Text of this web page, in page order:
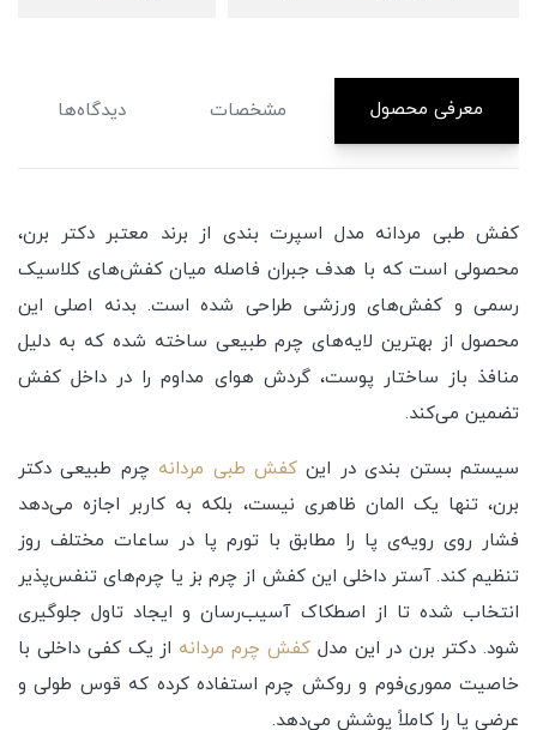
معرفی محصول مشخصات دیدگاه‌ها
کفش طبی مردانه مدل اسپرت بندی از برند معتبر دکتر برن،
محصولی است که با هدف جبران فاصله میان کفش‌های کلاسیک
رسمی و کفش‌های ورزشی طراحی شده است. بدنه اصلی این
محصول از بهترین لایه‌های چرم طبیعی ساخته شده که به دلیل
منافذ باز ساختار پوست، گردش هوای مداوم را در داخل کفش
تضمین می‌کند.
سیستم بستن بندی در این کفش طبی مردانه چرم طبیعی دکتر
برن، تنها یک المان ظاهری نیست، بلکه به کاربر اجازه می‌دهد
فشار روی رویه‌ی پا را مطابق با تورم پا در ساعات مختلف روز
تنظیم کند. آستر داخلی این کفش از چرم بز یا چرم‌های تنفس‌پذیر
انتخاب شده تا از اصطکاک آسیب‌رسان و ایجاد تاول جلوگیری
شود. دکتر برن در این مدلکفش چرم مردانه از یک کفی داخلی با
خاصیت مموری‌فوم و روکش چرم استفاده کرده که قوس طولی و
عرضی پا را کاملاً پوشش می‌دهد.